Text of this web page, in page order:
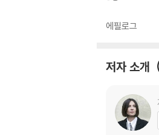
에필로그
저자 소개